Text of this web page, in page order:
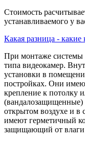
Стоимость
устанавливаемого у
Какая разница -
При монтаже системы
типа видеокамер.
установки в
постройках. Они
крепление к потолку
(вандалозащищенные)
открытом воздухе и
имеют герметичный
защищающий от